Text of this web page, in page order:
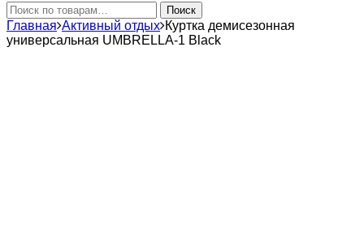
Искать:
Поиск
Главная Активный отдых Куртка демисезонная
универсальная UMBRELLA-1 Black